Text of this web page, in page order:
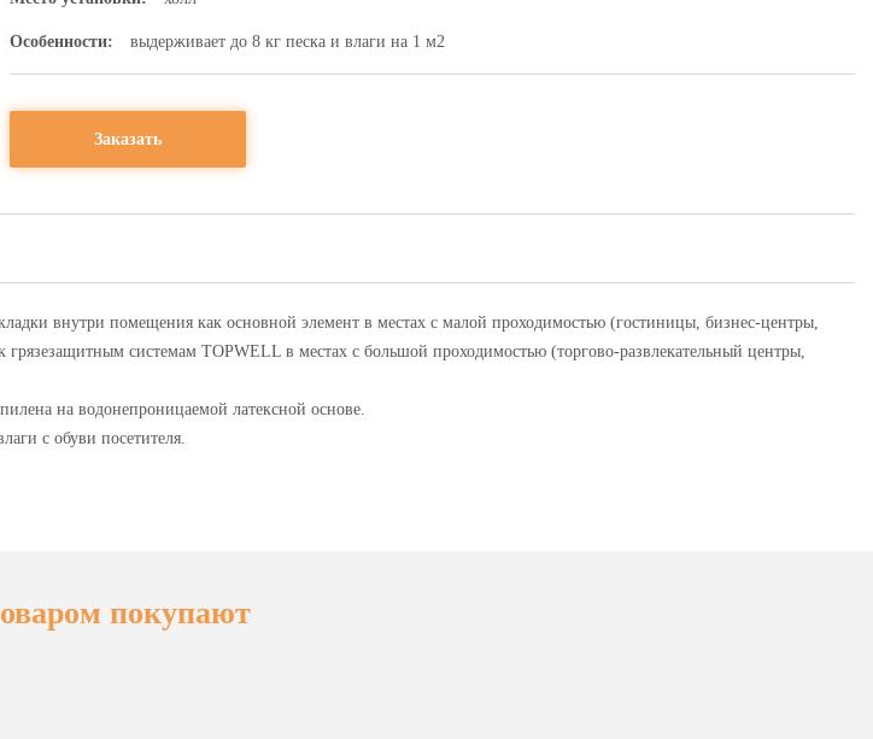
Особенности: выдерживает до 8 кг песка и влаги на 1 м2
Заказать
внутри помещения как основной элемент в местах с малой проходимостью (гостиницы, бизнес-центры,
системам TOPWELL в местах с большой проходимостью (торгово-развлекательный центры,
на водонепроницаемой латексной основе.
с обуви посетителя.
покупают